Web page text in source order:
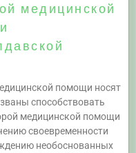
медицинской
помощи носят
способствовать
медицинской помощи
своевременности
необоснованных